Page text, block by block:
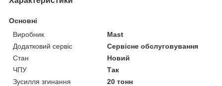
Основні
Виробник
Mast
Додатковий сервіс
Сервісне обслуговування
Стан
Новий
ЧПУ
Так
Зусилля згинання
20 тонн